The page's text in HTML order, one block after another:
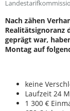
Nach zähen
Realitätsignoranz
geprägt war,
Montag auf
keine
Laufzeit 24
1 300 €